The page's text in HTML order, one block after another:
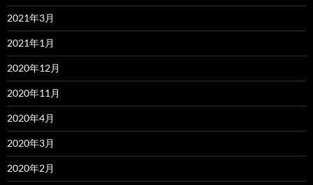
2021年3月
2021年1月
2020年12月
2020年11月
2020年4月
2020年3月
2020年2月